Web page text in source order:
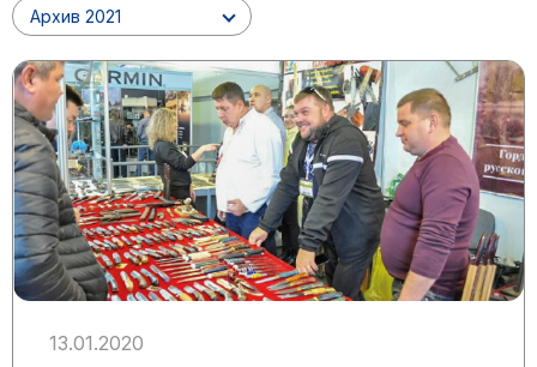
Архив 2021
13.01.2020